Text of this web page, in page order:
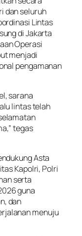
dan seluruh
Lintas
di Jakarta
Operasi
menjadi
pengamanan
sarana
lintas telah
tegas
Asta
Kapolri, Polri
serta
guna
dan
menuju